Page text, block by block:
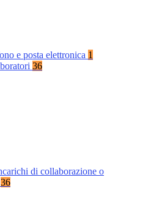
e posta elettronica 1
36
di collaborazione o
36